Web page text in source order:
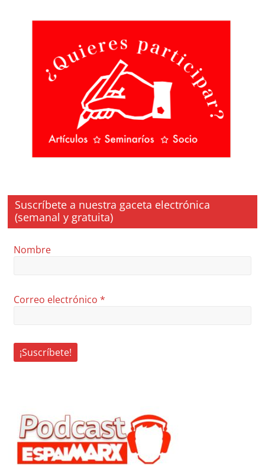
Suscríbete a nuestra gaceta electrónica
(semanal y gratuita)
Nombre
Correo electrónico*